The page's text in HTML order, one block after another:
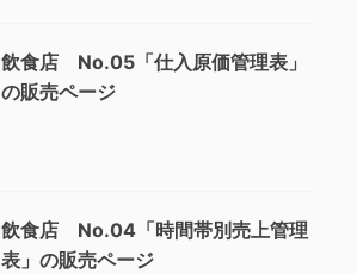
飲食店 No.05「仕入原価管理表」
の販売ページ
飲食店 No.04「時間帯別売上管理
表」の販売ページ